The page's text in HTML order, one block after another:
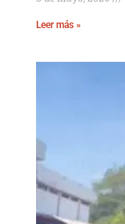
Leer más »